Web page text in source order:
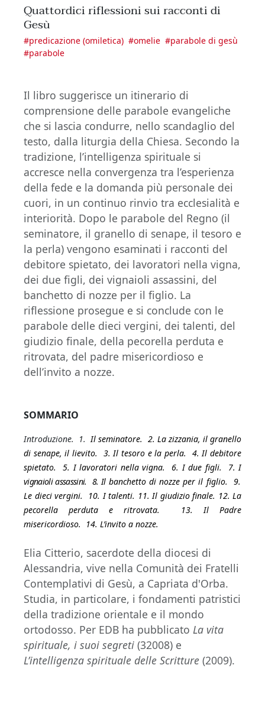
Quattordici riflessioni sui racconti di
Gesù
#predicazione (omiletica) #omelie #parabole di gesù
#parabole
Il libro suggerisce un itinerario di
comprensione delle parabole evangeliche
che si lascia condurre, nello scandaglio del
testo, dalla liturgia della Chiesa. Secondo la
tradizione, l’intelligenza spirituale si
accresce nella convergenza tra l’esperienza
della fede e la domanda più personale dei
cuori, in un continuo rinvio tra ecclesialità e
interiorità. Dopo le parabole del Regno (il
seminatore, il granello di senape, il tesoro e
la perla) vengono esaminati i racconti del
debitore spietato, dei lavoratori nella vigna,
dei due figli, dei vignaioli assassini, del
banchetto di nozze per il figlio. La
riflessione prosegue e si conclude con le
parabole delle dieci vergini, dei talenti, del
giudizio finale, della pecorella perduta e
ritrovata, del padre misericordioso e
dell’invito a nozze.
SOMMARIO
Introduzione. 1. Il seminatore. 2. La zizzania, il granello
di senape, il lievito. 3. Il tesoro e la perla. 4. Il debitore
spietato. 5. I lavoratori nella vigna. 6. I due figli. 7. I
vignaioli assassini. 8. Ilbanchetto di nozze per il figlio. 9.
Le dieci vergini. 10. I talenti. 11. Il giudizio finale. 12. La
pecorella perduta e ritrovata. 13. Il Padre
misericordioso. 14. L’invito a nozze.
Elia Citterio, sacerdote della diocesi di
Alessandria, vive nella Comunità dei Fratelli
Contemplativi di Gesù, a Capriata d'Orba.
Studia, in particolare, i fondamenti patristici
della tradizione orientale e il mondo
ortodosso. Per EDB ha pubblicato La vita
spirituale, i suoi segreti (32008) e
L’intelligenza spirituale delle Scritture (2009).